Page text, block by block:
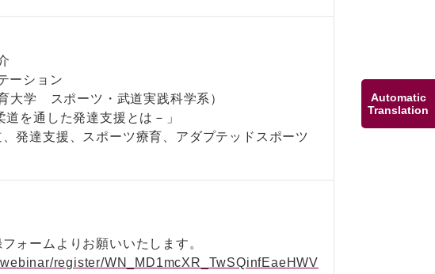
Automatic
Translation
ーション
大学 スポーツ・武道実践科学系）
を通した発達支援とは－」
発達支援、スポーツ療育、アダプテッドスポーツ
ォームよりお願いいたします。
register/WN_MD1mcXR_TwSQinfEaeHWV